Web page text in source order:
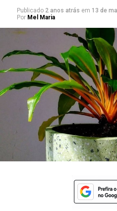
Publicado 2 anos atrás em 13 de
Por Mel Maria